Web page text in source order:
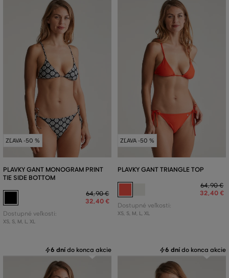
ZĽAVA -50 %
PLAVKY GANT MONOGRAM PRINT
TIE SIDE BOTTOM
64,90 €
32,40 €
Dostupné veľkosti:
XS, S, M, L, XL
ZĽAVA -50 %
PLAVKY GANT TRIANGLE TOP
64,90 €
32,40 €
Dostupné veľkosti:
XS, S, M, L, XL
6 dní do konca akcie 6 dní do konca akcie